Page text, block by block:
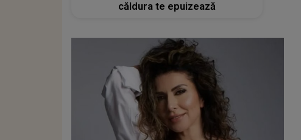
căldura te epuizează